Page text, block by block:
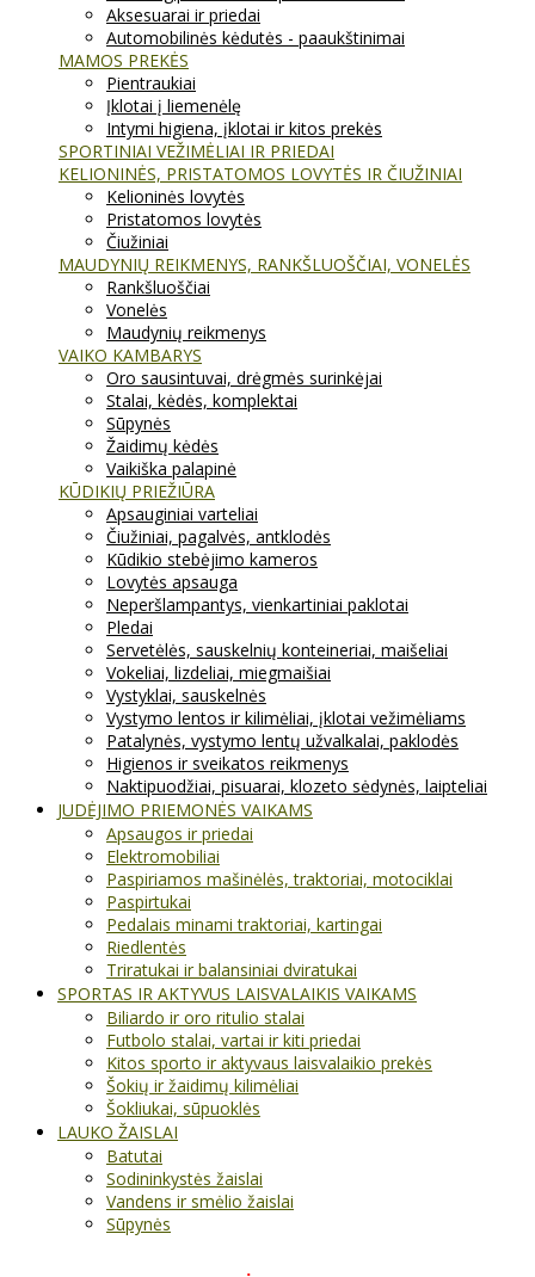
Aksesuarai ir priedai
Automobilinės kėdutės - paaukštinimai
MAMOS PREKĖS
Pientraukiai
Įklotai į liemenėlę
Intymi higiena, įklotai ir kitos prekės
SPORTINIAI VEŽIMĖLIAI IR PRIEDAI
KELIONINĖS, PRISTATOMOS LOVYTĖS IR ČIUŽINIAI
Kelioninės lovytės
Pristatomos lovytės
Čiužiniai
MAUDYNIŲ REIKMENYS, RANKŠLUOŠČIAI, VONELĖS
Rankšluoščiai
Vonelės
Maudynių reikmenys
VAIKO KAMBARYS
Oro sausintuvai, drėgmės surinkėjai
Stalai, kėdės, komplektai
Sūpynės
Žaidimų kėdės
Vaikiška palapinė
KŪDIKIŲ PRIEŽIŪRA
Apsauginiai varteliai
Čiužiniai, pagalvės, antklodės
Kūdikio stebėjimo kameros
Lovytės apsauga
Neperšlampantys, vienkartiniai paklotai
Pledai
Servetėlės, sauskelnių konteineriai, maišeliai
Vokeliai, lizdeliai, miegmaišiai
Vystyklai, sauskelnės
Vystymo lentos ir kilimėliai, įklotai vežimėliams
Patalynės, vystymo lentų užvalkalai, paklodės
Higienos ir sveikatos reikmenys
Naktipuodžiai, pisuarai, klozeto sėdynės, laipteliai
JUDĖJIMO PRIEMONĖS VAIKAMS
Apsaugos ir priedai
Elektromobiliai
Paspiriamos mašinėlės, traktoriai, motociklai
Paspirtukai
Pedalais minami traktoriai, kartingai
Riedlentės
Triratukai ir balansiniai dviratukai
SPORTAS IR AKTYVUS LAISVALAIKIS VAIKAMS
Biliardo ir oro ritulio stalai
Futbolo stalai, vartai ir kiti priedai
Kitos sporto ir aktyvaus laisvalaikio prekės
Šokių ir žaidimų kilimėliai
Šokliukai, sūpuoklės
LAUKO ŽAISLAI
Batutai
Sodininkystės žaislai
Vandens ir smėlio žaislai
Sūpynės